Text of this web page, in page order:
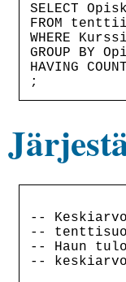
SELECT
FROM tenttii
WHERE
GROUP BY
HAVING
--
--
-- Haun
--